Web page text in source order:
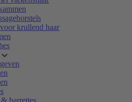
krullend haar
barrettes